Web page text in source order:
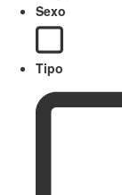
Sexo
Tipo